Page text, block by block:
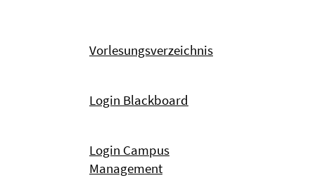
Vorlesungsverzeichnis
Login Blackboard
Login Campus
Management